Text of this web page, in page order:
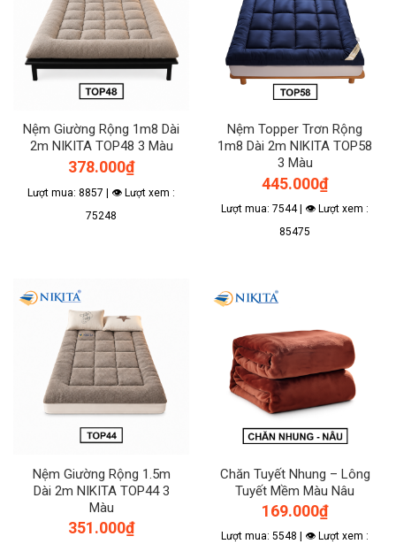
thể.
Các
tùy
chọn
có
được
chọn
trên
trang
phẩm
Nệm Giường Rộng 1m8 Dài
2m NIKITA TOP48 3 Màu
378.000₫
Lượt mua: 8857 | 👁 Lượt xem :
75248
nhiều
biến
thể.
Các
tùy
chọn
thể
chọn
trên
trang
sản
Nệm Topper Trơn Rộng
1m8 Dài 2m NIKITA TOP58
3 Màu
445.000₫
Lượt mua: 7544 | 👁 Lượt xem :
85475
nhiều
biến
Các
tùy
chọn
có
được
chọn
trên
trang
Nệm Giường Rộng 1.5m
Dài 2m NIKITA TOP44 3
Màu
351.000₫
Chăn Tuyết Nhung – Lông
Tuyết Mềm Màu Nâu
169.000₫
Lượt mua: 5548 | 👁 Lượt xem :